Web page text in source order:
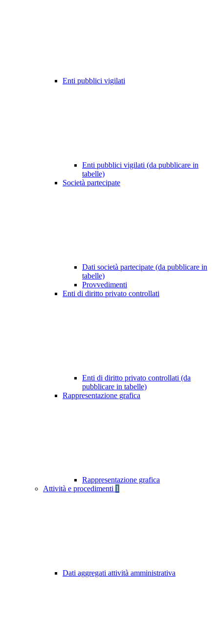
Enti pubblici vigilati
Enti pubblici vigilati (da pubblicare in
tabelle)
Società partecipate
Dati società partecipate (da pubblicare in
tabelle)
Provvedimenti
Enti di diritto privato controllati
Enti di diritto privato controllati (da
pubblicare in tabelle)
Rappresentazione grafica
Rappresentazione grafica
Attività e procedimenti 1
Dati aggregati attività amministrativa